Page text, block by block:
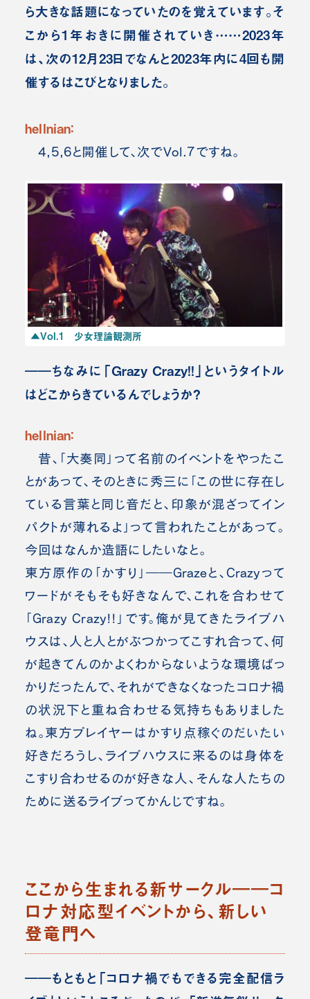
ら大きな話題になっていたのを覚えています。そ
こから1年おきに開催されていき……2023年
は、次の12月23日でなんと2023年内に4回も開
催するはこびとなりました。
hellnian：
4,5,6と開催して、次でVol.7ですね。
▲Vol.1 少女理論観測所
――ちなみに「Grazy Crazy!!」というタイトル
はどこからきているんでしょうか？
hellnian：
昔、「大奏同」って名前のイベントをやったこ
とがあって、そのときに秀三に「この世に存在し
ている言葉と同じ音だと、印象が混ざってイン
パクトが薄れるよ」って言われたことがあって。
今回はなんか造語にしたいなと。
東方原作の「かすり」――Grazeと、Crazyって
ワードがそもそも好きなんで、これを合わせて
「Grazy Crazy!!」です。俺が見てきたライブハ
ウスは、人と人とがぶつかってこすれ合って、何
が起きてんのかよくわからないような環境ばっ
かりだったんで、それができなくなったコロナ禍
の状況下と重ね合わせる気持ちもありました
ね。東方プレイヤーはかすり点稼ぐのだいたい
好きだろうし、ライブハウスに来るのは身体を
こすり合わせるのが好きな人、そんな人たちの
ために送るライブってかんじですね。
ここから生まれる新サークル――コ
ロナ対応型イベントから、新しい
登竜門へ
――もともと「コロナ禍でもできる完全配信ラ